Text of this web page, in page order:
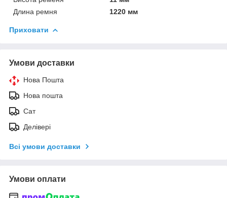
Длина ремня
1220 мм
Приховати
Умови доставки
Нова Пошта
Нова пошта
Сат
Делівері
Всі умови доставки
Умови оплати